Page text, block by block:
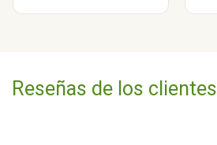
Reseñas de los clientes